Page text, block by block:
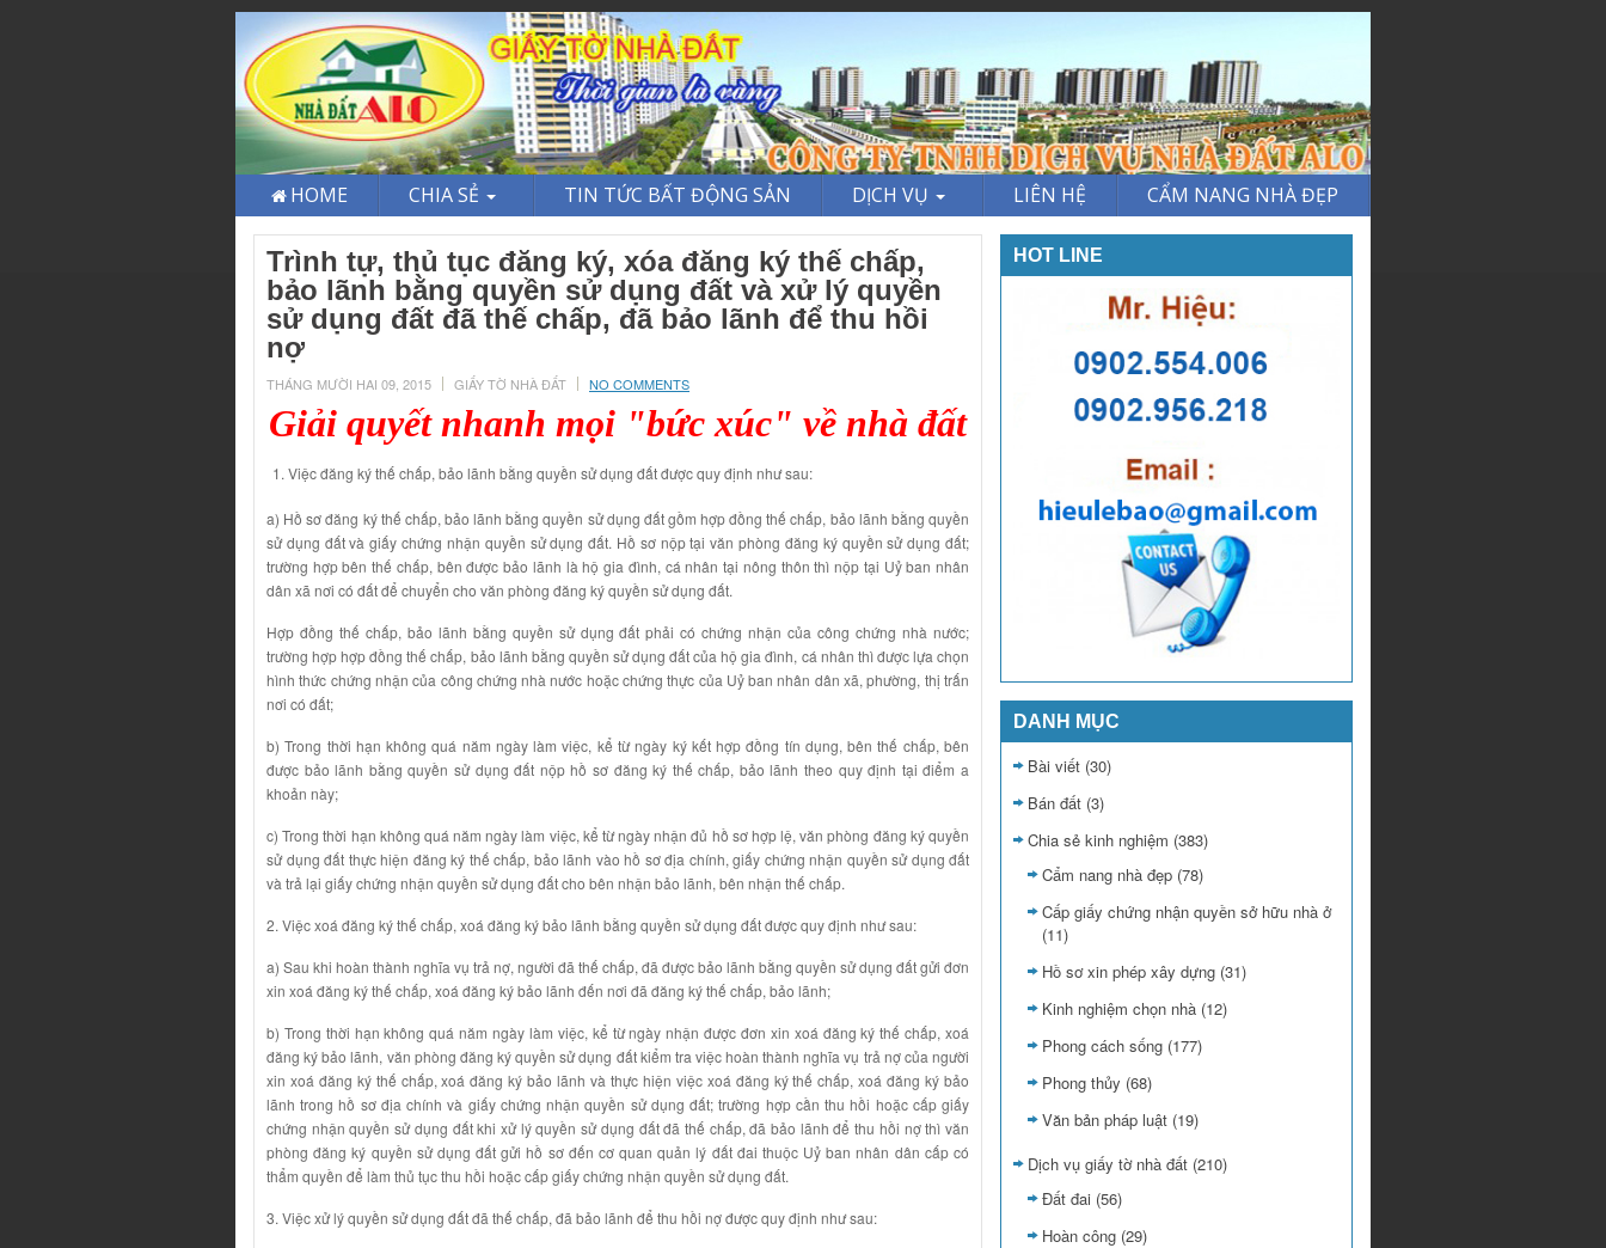
HOME CHIA SẺ TIN TỨC BẤT ĐỘNG SẢN DỊCH VỤ LIÊN HỆ CẨM NANG NHÀ ĐẸP
Trình tự, thủ tục đăng ký, xóa đăng ký thế chấp,
bảo lãnh bằng quyền sử dụng đất và xử lý quyền
sử dụng đất đã thế chấp, đã bảo lãnh để thu hồi
nợ
THÁNG MƯỜI HAI 09, 2015 GIẤY TỜ NHÀ ĐẤT NO COMMENTS
Giải quyết nhanh mọi "bức xúc" về nhà đất
Việc đăng ký thế chấp, bảo lãnh bằng quyền sử dụng đất được quy định như sau:
a) Hồ sơ đăng ký thế chấp, bảo lãnh bằng quyền sử dụng đất gồm hợp đồng thế chấp, bảo lãnh bằng quyền
sử dụng đất và giấy chứng nhận quyền sử dụng đất. Hồ sơ nộp tại văn phòng đăng ký quyền sử dụng đất;
trường hợp bên thế chấp, bên được bảo lãnh là hộ gia đình, cá nhân tại nông thôn thì nộp tại Uỷ ban nhân
dân xã nơi có đất để chuyển cho văn phòng đăng ký quyền sử dụng đất.
Hợp đồng thế chấp, bảo lãnh bằng quyền sử dụng đất phải có chứng nhận của công chứng nhà nước;
trường hợp hợp đồng thế chấp, bảo lãnh bằng quyền sử dụng đất của hộ gia đình, cá nhân thì được lựa chọn
hình thức chứng nhận của công chứng nhà nước hoặc chứng thực của Uỷ ban nhân dân xã, phường, thị trấn
nơi có đất;
b) Trong thời hạn không quá năm ngày làm việc, kể từ ngày ký kết hợp đồng tín dụng, bên thế chấp, bên
được bảo lãnh bằng quyền sử dụng đất nộp hồ sơ đăng ký thế chấp, bảo lãnh theo quy định tại điểm a
khoản này;
c) Trong thời hạn không quá năm ngày làm việc, kể từ ngày nhận đủ hồ sơ hợp lệ, văn phòng đăng ký quyền
sử dụng đất thực hiện đăng ký thế chấp, bảo lãnh vào hồ sơ địa chính, giấy chứng nhận quyền sử dụng đất
và trả lại giấy chứng nhận quyền sử dụng đất cho bên nhận bảo lãnh, bên nhận thế chấp.
2. Việc xoá đăng ký thế chấp, xoá đăng ký bảo lãnh bằng quyền sử dụng đất được quy định như sau:
a) Sau khi hoàn thành nghĩa vụ trả nợ, người đã thế chấp, đã được bảo lãnh bằng quyền sử dụng đất gửi đơn
xin xoá đăng ký thế chấp, xoá đăng ký bảo lãnh đến nơi đã đăng ký thế chấp, bảo lãnh;
b) Trong thời hạn không quá năm ngày làm việc, kể từ ngày nhận được đơn xin xoá đăng ký thế chấp, xoá
đăng ký bảo lãnh, văn phòng đăng ký quyền sử dụng đất kiểm tra việc hoàn thành nghĩa vụ trả nợ của người
xin xoá đăng ký thế chấp, xoá đăng ký bảo lãnh và thực hiện việc xoá đăng ký thế chấp, xoá đăng ký bảo
lãnh trong hồ sơ địa chính và giấy chứng nhận quyền sử dụng đất; trường hợp cần thu hồi hoặc cấp giấy
chứng nhận quyền sử dụng đất khi xử lý quyền sử dụng đất đã thế chấp, đã bảo lãnh để thu hồi nợ thì văn
phòng đăng ký quyền sử dụng đất gửi hồ sơ đến cơ quan quản lý đất đai thuộc Uỷ ban nhân dân cấp có
thẩm quyền để làm thủ tục thu hồi hoặc cấp giấy chứng nhận quyền sử dụng đất.
3. Việc xử lý quyền sử dụng đất đã thế chấp, đã bảo lãnh để thu hồi nợ được quy định như sau:
HOT LINE
DANH MỤC
Bài viết (30)
Bán đất (3)
Chia sẻ kinh nghiệm (383)
Cẩm nang nhà đẹp (78)
Cấp giấy chứng nhận quyền sở hữu nhà ở
(11)
Hồ sơ xin phép xây dựng (31)
Kinh nghiệm chọn nhà (12)
Phong cách sống (177)
Phong thủy (68)
Văn bản pháp luật (19)
Dịch vụ giấy tờ nhà đất (210)
Đất đai (56)
Hoàn công (29)